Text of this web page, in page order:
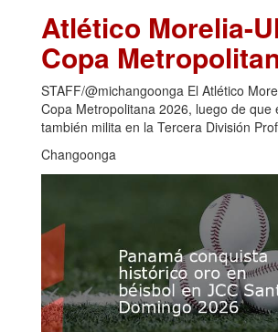
Atlético Morelia-
Copa
STAFF/@michangoonga El Atlético
Copa Metropolitana 2026, luego de
también milita en la Tercera División
Changoonga